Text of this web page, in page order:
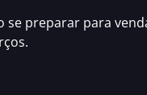
preparar para